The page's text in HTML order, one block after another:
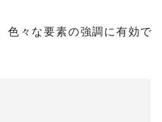
色々な要素の強調に有効で